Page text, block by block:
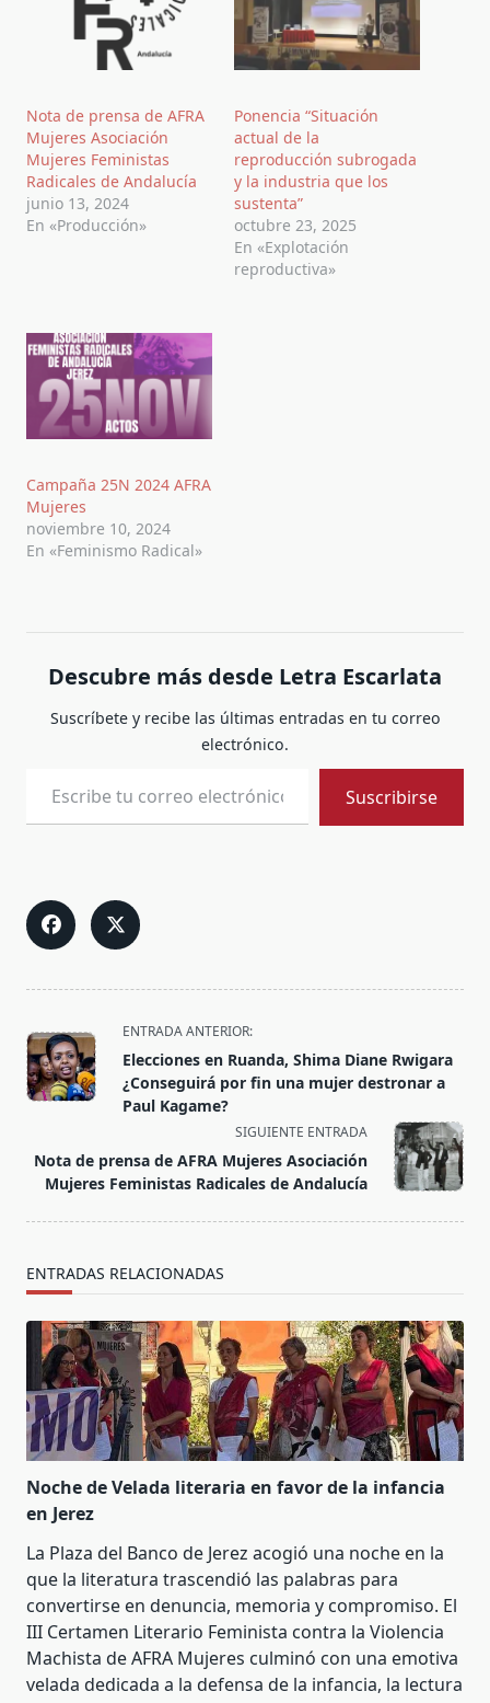
Nota de prensa de AFRA
Mujeres Asociación
Mujeres Feministas
Radicales de Andalucía
junio 13, 2024
En «Producción»
Ponencia “Situación
actual de la
reproducción subrogada
y la industria que los
sustenta”
octubre 23, 2025
En «Explotación
reproductiva»
Campaña 25N 2024 AFRA
Mujeres
noviembre 10, 2024
En «Feminismo Radical»
Descubre más desde Letra Escarlata
Suscríbete y recibe las últimas entradas en tu correo
electrónico.
Suscribirse
<span
class="nav-
subtitle
screen-
text">Página</span>
ENTRADA ANTERIOR:
Elecciones en Ruanda, Shima Diane Rwigara
¿Conseguirá por fin una mujer destronar a
Paul Kagame?
SIGUIENTE ENTRADA
Nota de prensa de AFRA Mujeres Asociación
Mujeres Feministas Radicales de Andalucía
ENTRADAS RELACIONADAS
Noche de Velada literaria en favor de la infancia
en Jerez
La Plaza del Banco de Jerez acogió una noche en la
que la literatura trascendió las palabras para
convertirse en denuncia, memoria y compromiso. El
III Certamen Literario Feminista contra la Violencia
Machista de AFRA Mujeres culminó con una emotiva
velada dedicada a la defensa de la infancia, la lectura